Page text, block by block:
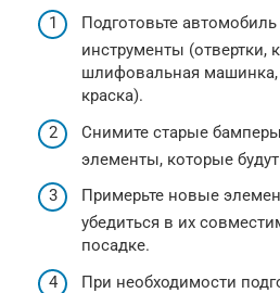
Подготовьте
инструменты (отвертки,
шлифовальная машинка,
краска).
Снимите старые
элементы, которые
Примерьте новые
убедиться в их
посадке.
При необходимости